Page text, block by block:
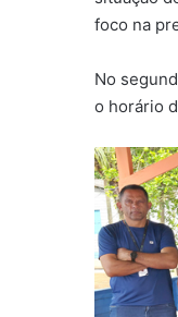
foco na
No
o horário